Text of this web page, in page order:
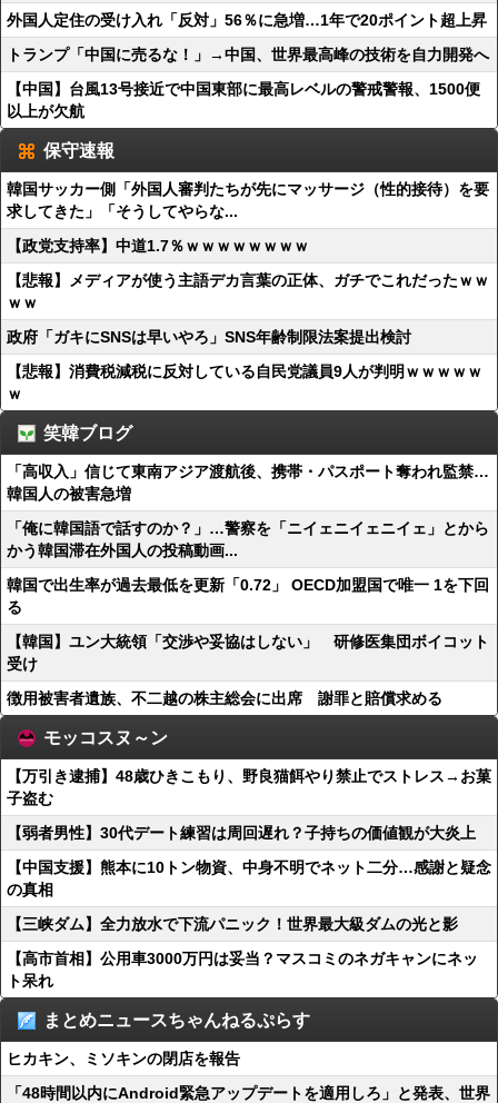
外国人定住の受け入れ「反対」56％に急増…1年で20ポイント超上昇
トランプ「中国に売るな！」→中国、世界最高峰の技術を自力開発へ
【中国】台風13号接近で中国東部に最高レベルの警戒警報、1500便
以上が欠航
保守速報
韓国サッカー側「外国人審判たちが先にマッサージ（性的接待）を要
求してきた」「そうしてやらな...
【政党支持率】中道1.7％ｗｗｗｗｗｗｗｗ
【悲報】メディアが使う主語デカ言葉の正体、ガチでこれだったｗｗ
ｗｗ
政府「ガキにSNSは早いやろ」SNS年齢制限法案提出検討
【悲報】消費税減税に反対している自民党議員9人が判明ｗｗｗｗｗ
ｗ
笑韓ブログ
「高収入」信じて東南アジア渡航後、携帯・パスポート奪われ監禁…
韓国人の被害急増
「俺に韓国語で話すのか？」…警察を「ニイェニイェニイェ」とから
かう韓国滞在外国人の投稿動画...
韓国で出生率が過去最低を更新「0.72」 OECD加盟国で唯一 1を下回
る
【韓国】ユン大統領「交渉や妥協はしない」 研修医集団ボイコット
受け
徴用被害者遺族、不二越の株主総会に出席 謝罪と賠償求める
モッコスヌ～ン
【万引き逮捕】48歳ひきこもり、野良猫餌やり禁止でストレス→お菓
子盗む
【弱者男性】30代デート練習は周回遅れ？子持ちの価値観が大炎上
【中国支援】熊本に10トン物資、中身不明でネット二分…感謝と疑念
の真相
【三峡ダム】全力放水で下流パニック！世界最大級ダムの光と影
【高市首相】公用車3000万円は妥当？マスコミのネガキャンにネッ
ト呆れ
まとめニュースちゃんねるぷらす
ヒカキン、ミソキンの閉店を報告
「48時間以内にAndroid緊急アップデートを適用しろ」と発表、世界